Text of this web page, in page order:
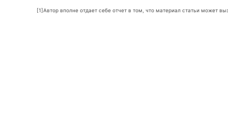
[1]Автор вполне отдает себе отчет в том, что материал статьи может